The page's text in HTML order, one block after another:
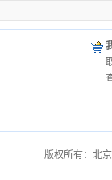
版权所有：北